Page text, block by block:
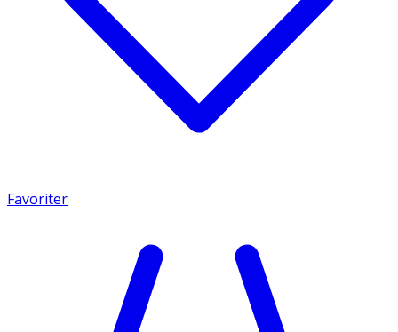
Favoriter